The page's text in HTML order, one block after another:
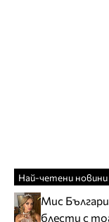
Най-четени новини
Мис
блести с